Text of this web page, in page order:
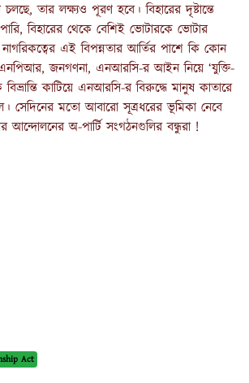
তার লক্ষ্যও পূরণ হবে। বিহারের দৃষ্টান্তে
বিহারের থেকে বেশিই ভোটারকে ভোটার
এই বিপন্নতার আর্তির পাশে কি কোন
জনগণনা, এনআরসি-র আইন নিয়ে ‘যুক্তি-
বিভ্রান্তি কাটিয়ে এনআরসি-র বিরুদ্ধে মানুষ কাতারে
সেদিনের মতো আবারো সূত্রধরের ভূমিকা নেবে
আন্দোলনের অ-পার্টি সংগঠনগুলির বন্ধুরা !
Act